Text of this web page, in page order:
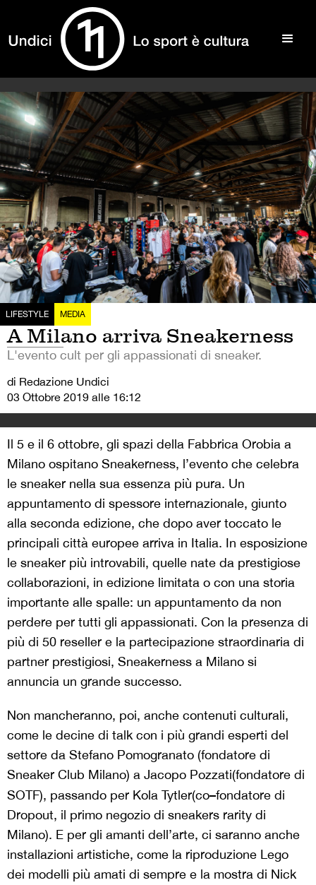
LIFESTYLE MEDIA
A Milano arriva Sneakerness
L'evento cult per gli appassionati di sneaker.
di Redazione Undici
03 Ottobre 2019 alle 16:12
Il 5 e il 6 ottobre, gli spazi della Fabbrica Orobia a
Milano ospitano Sneakerness, l’evento che celebra
le sneaker nella sua essenza più pura. Un
appuntamento di spessore internazionale, giunto
alla seconda edizione, che dopo aver toccato le
principali città europee arriva in Italia. In esposizione
le sneaker più introvabili, quelle nate da prestigiose
collaborazioni, in edizione limitata o con una storia
importante alle spalle: un appuntamento da non
perdere per tutti gli appassionati. Con la presenza di
più di 50 reseller e la partecipazione straordinaria di
partner prestigiosi, Sneakerness a Milano si
annuncia un grande successo.
Non mancheranno, poi, anche contenuti culturali,
come le decine di talk con i più grandi esperti del
settore da Stefano Pomogranato (fondatore di
Sneaker Club Milano) a Jacopo Pozzati(fondatore di
SOTF), passando per Kola Tytler(co–fondatore di
Dropout, il primo negozio di sneakers rarity di
Milano). E per gli amanti dell’arte, ci saranno anche
installazioni artistiche, come la riproduzione Lego
dei modelli più amati di sempre e la mostra di Nick